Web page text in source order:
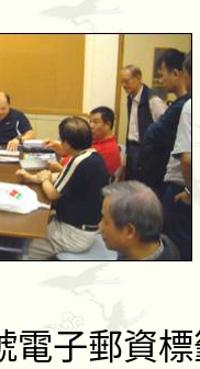
電子郵資